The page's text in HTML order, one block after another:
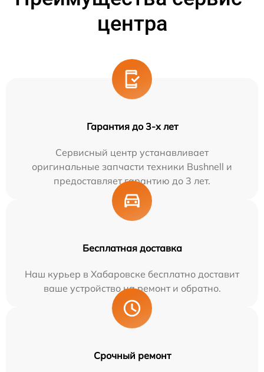
центра
Гарантия до 3-х лет
Сервисный центр устанавливает
оригинальные запчасти техники Bushnell и
предоставляет гарантию до 3 лет.
Бесплатная доставка
Наш курьер в Хабаровске бесплатно доставит
ваше устройство на ремонт и обратно.
Срочный ремонт